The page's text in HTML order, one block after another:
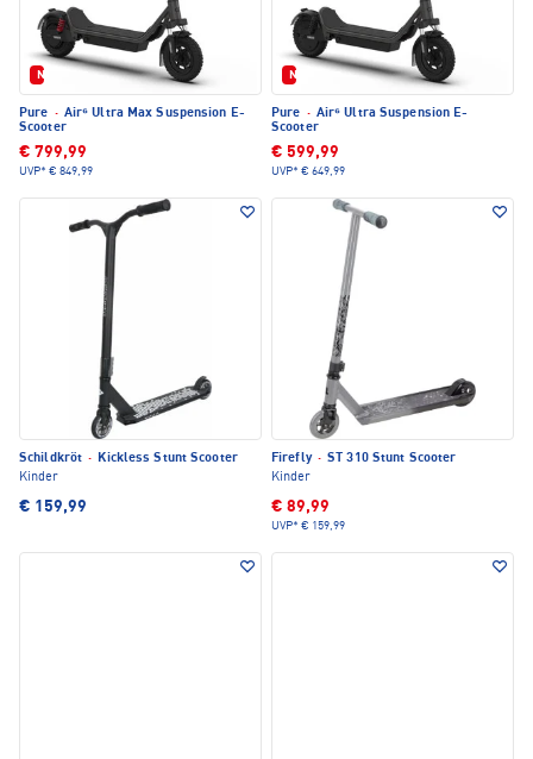
Neu
Pure · Air⁶ Ultra Max Suspension E-
Scooter
€ 799,99
UVP* € 849,99
Neu
Pure · Air⁶ Ultra Suspension E-
Scooter
€ 599,99
UVP* € 649,99
Schildkröt · Kickless Stunt Scooter
Kinder
€ 159,99
Firefly · ST 310 Stunt Scooter
Kinder
€ 89,99
UVP* € 159,99